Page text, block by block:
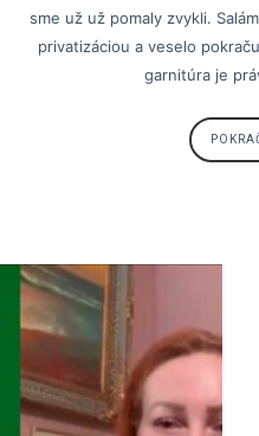
sme už už pomaly zvykli.
privatizáciou a veselo
garnitúra je